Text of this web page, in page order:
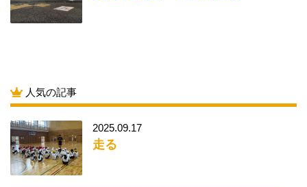
人気の記事
2025.09.17
走る